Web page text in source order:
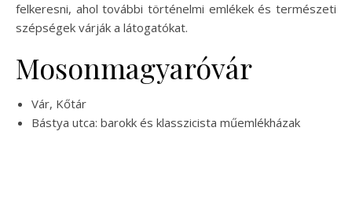
felkeresni, ahol további történelmi emlékek és természeti
szépségek várják a látogatókat.
Mosonmagyaróvár
Vár, Kőtár
Bástya utca: barokk és klasszicista műemlékházak